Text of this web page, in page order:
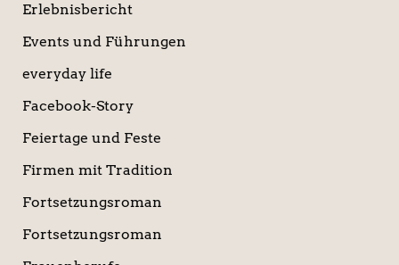
Erlebnisbericht
Events und Führungen
everyday life
Facebook-Story
Feiertage und Feste
Firmen mit Tradition
Fortsetzungsroman
Fortsetzungsroman